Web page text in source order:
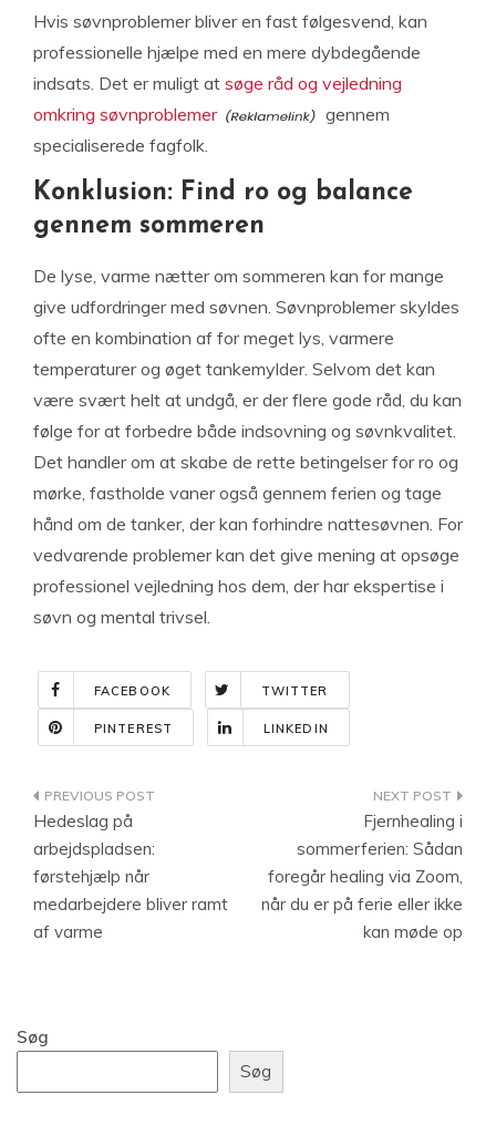
Hvis søvnproblemer bliver en fast følgesvend, kan
professionelle hjælpe med en mere dybdegående
indsats. Det er muligt at søge råd og vejledning
omkring søvnproblemer
gennem
specialiserede fagfolk.
Konklusion: Find ro og balance
gennem sommeren
De lyse, varme nætter om sommeren kan for mange
give udfordringer med søvnen. Søvnproblemer skyldes
ofte en kombination af for meget lys, varmere
temperaturer og øget tankemylder. Selvom det kan
være svært helt at undgå, er der flere gode råd, du kan
følge for at forbedre både indsovning og søvnkvalitet.
Det handler om at skabe de rette betingelser for ro og
mørke, fastholde vaner også gennem ferien og tage
hånd om de tanker, der kan forhindre nattesøvnen. For
vedvarende problemer kan det give mening at opsøge
professionel vejledning hos dem, der har ekspertise i
søvn og mental trivsel.
FACEBOOK TWITTER
PINTEREST LINKEDIN
Indlægsnavigation
Hedeslag på
arbejdspladsen:
førstehjælp når
medarbejdere bliver ramt
af varme
Fjernhealing i
sommerferien: Sådan
foregår healing via Zoom,
når du er på ferie eller ikke
kan møde op
Søg
Søg